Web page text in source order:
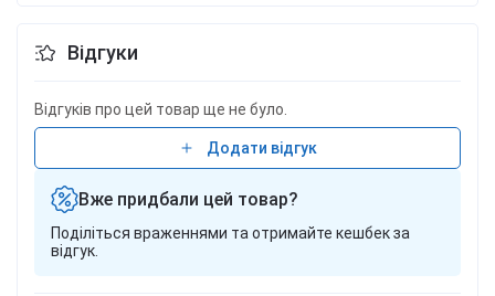
Відгуки
Відгуків про цей товар ще не було.
Додати відгук
Вже придбали цей товар?
Поділіться враженнями та отримайте кешбек за
відгук.